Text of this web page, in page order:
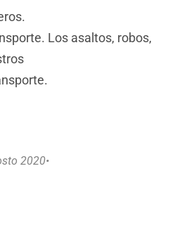
Los asaltos, robos,
2020•